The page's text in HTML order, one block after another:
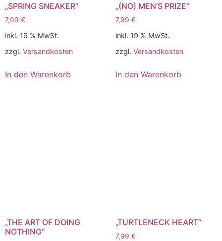
„SPRING SNEAKER“
7,99 €
inkl. 19 % MwSt.
zzgl. Versandkosten
In den Warenkorb
„(NO) MEN’S PRIZE“
7,99 €
inkl. 19 % MwSt.
zzgl. Versandkosten
In den Warenkorb
„THE ART OF DOING
NOTHING“
„TURTLENECK HEART“
7,99 €